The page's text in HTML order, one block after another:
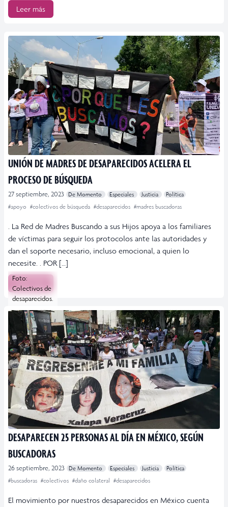
Leer más
UNIÓN DE MADRES DE DESAPARECIDOS ACELERA EL
PROCESO DE BÚSQUEDA
27 septiembre, 2023 De Momento Especiales Justicia
Política
#apoyo #colectivos de búsqueda #desaparecidos #madres buscadoras
. La Red de Madres Buscando a sus Hijos apoya a los familiares
de víctimas para seguir los protocolos ante las autoridades y
dan el soporte necesario, incluso emocional, a quien lo
necesite. . POR […]
Leer más
Foto:
Colectivos de
desaparecidos.
DESAPARECEN 25 PERSONAS AL DÍA EN MÉXICO, SEGÚN
BUSCADORAS
26 septiembre, 2023 De Momento Especiales Justicia
Política
#buscadoras #colectivos #daño colateral #desaparecidos
El movimiento por nuestros desaparecidos en México cuenta